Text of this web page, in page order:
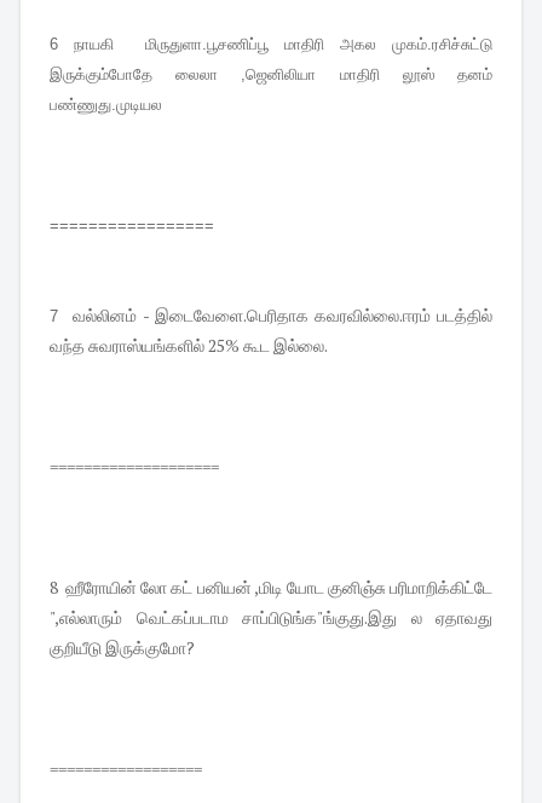
6 நாயகி மிருதுளா.பூசணிப்பூ மாதிரி அகல முகம்.ரசிச்சுட்டு
இருக்கும்போதே லைலா ,ஜெனிலியா மாதிரி லூஸ் தனம்
பண்ணுது.முடியல
=================
7வல்லினம் - இடைவேளை.பெரிதாக கவரவில்லை.ஈரம் படத்தில்
வந்த சுவராஸ்யங்களில் 25% கூட இல்லை.
====================
8 ஹீரோயின் லோ கட் பனியன் ,மிடி யோட குனிஞ்சு பரிமாறிக்கிட்டே
",எல்லாரும் வெட்கப்படாம சாப்பிடுங்க"ங்குது.இது ல ஏதாவது
குறியீடு இருக்குமோ?
==================